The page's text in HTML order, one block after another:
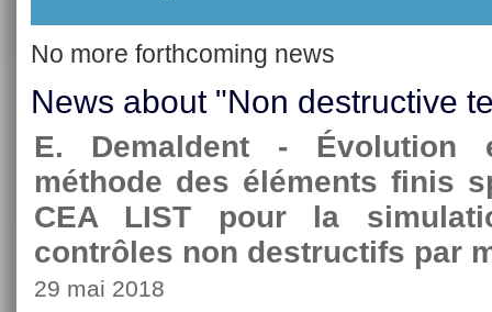
No more forthcoming news
News about "Non destructive
E. Demaldent -
méthode des éléments finis
CEA LIST pour la
contrôles non destructifs par
29 mai 2018